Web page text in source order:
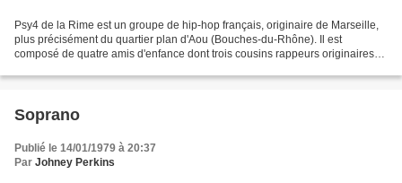
Psy4 de la Rime est un groupe de hip-hop français, originaire de Marseille,
plus précisément du quartier plan d'Aou (Bouches-du-Rhône). Il est
composé de quatre amis d'enfance dont trois cousins rappeurs originaires
Soprano
Publié le 14/01/1979 à 20:37
Par Johney Perkins